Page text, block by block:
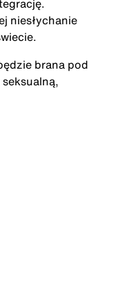
niesłychanie
brana pod